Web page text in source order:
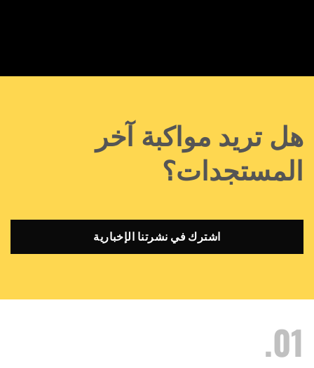
هل تريد مواكبة آخر
المستجدات؟
اشترك في نشرتنا الإخبارية
01.